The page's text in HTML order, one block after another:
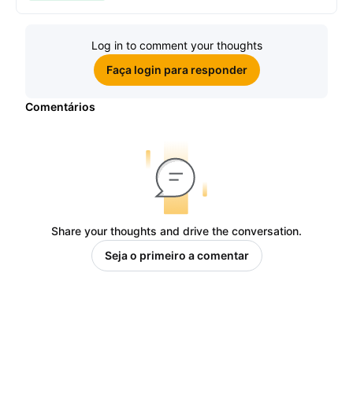
Log in to comment your thoughts
Faça login para responder
Comentários
Share your thoughts and drive the conversation.
Seja o primeiro a comentar